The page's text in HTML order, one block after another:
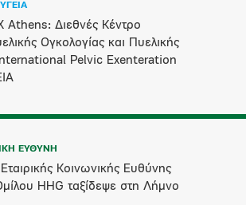
Athens: Διεθνές Κέντρο
Ογκολογίας και Πυελικής
Pelvic Exenteration
ΕΥΘΥΝΗ
Κοινωνικής Ευθύνης
HHG ταξίδεψε στη Λήμνο